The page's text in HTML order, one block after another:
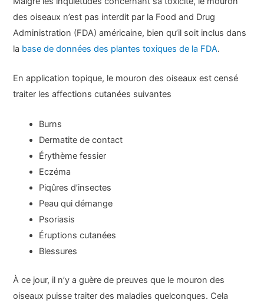
des oiseaux n’est pas interdit par la Food and Drug
Administration (FDA) américaine, bien qu’il soit inclus dans
la base de données des plantes toxiques de la FDA.
En application topique, le mouron des oiseaux est censé
traiter les affections cutanées suivantes
Burns
Dermatite de contact
Érythème fessier
Eczéma
Piqûres d’insectes
Peau qui démange
Psoriasis
Éruptions cutanées
Blessures
À ce jour, il n’y a guère de preuves que le mouron des
oiseaux puisse traiter des maladies quelconques. Cela